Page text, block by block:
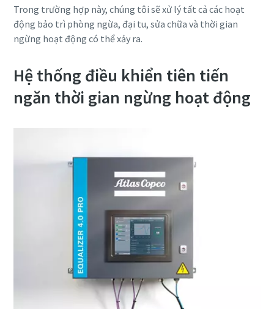
Trong trường hợp này, chúng tôi sẽ xử lý tất cả các hoạt
động bảo trì phòng ngừa, đại tu, sửa chữa và thời gian
ngừng hoạt động có thể xảy ra.
Hệ thống điều khiển tiên tiến
ngăn thời gian ngừng hoạt động